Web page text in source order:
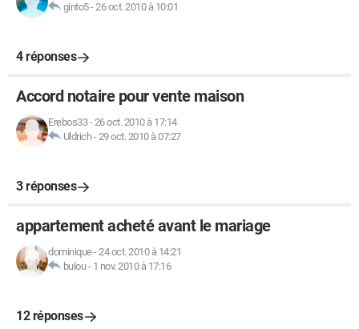
ginto5-26 oct. 2010 à 10:01
4 réponses
Accord notaire pour vente maison
Erebos33-26 oct. 2010 à 17:14
Uldrich-29 oct. 2010 à 07:27
3 réponses
appartement acheté avant le mariage
dominique-24 oct. 2010 à 14:21
bulou- 1 nov. 2010 à 17:16
12 réponses